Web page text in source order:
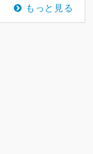
もっと見る